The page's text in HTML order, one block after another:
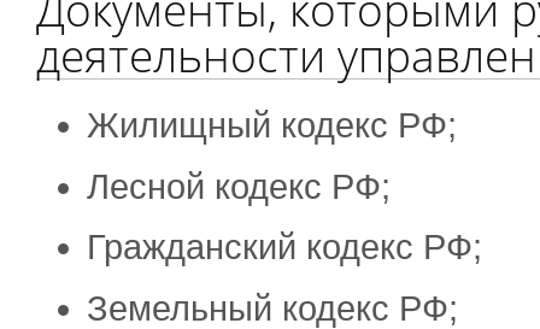
деятельности
Жилищный кодекс РФ;
Лесной кодекс РФ;
Гражданский кодекс РФ;
Земельный кодекс РФ;